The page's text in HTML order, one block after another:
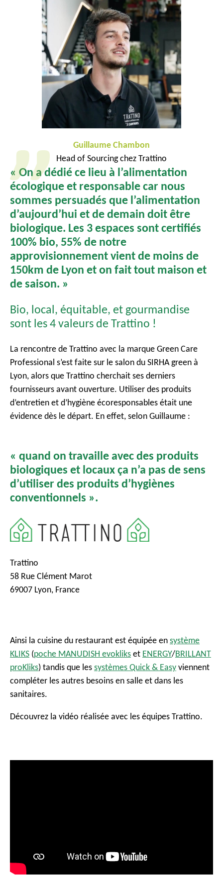
Guillaume Chambon
Head of Sourcing chez Trattino
« On a dédié ce lieu à l’alimentation
écologique et responsable car nous
sommes persuadés que l’alimentation
d’aujourd’hui et de demain doit être
biologique. Les 3 espaces sont certifiés
100% bio, 55% de notre
approvisionnement vient de moins de
150km de Lyon et on fait tout maison et
de saison. »
Bio, local, équitable, et gourmandise
sont les 4 valeurs de Trattino !
La rencontre de Trattino avec la marque Green Care
Professional s’est faite sur le salon du SIRHA green à
Lyon, alors que Trattino cherchait ses derniers
fournisseurs avant ouverture. Utiliser des produits
d’entretien et d’hygiène écoresponsables était une
évidence dès le départ. En effet, selon Guillaume :
« quand on travaille avec des produits
biologiques et locaux ça n’a pas de sens
d’utiliser des produits d’hygiènes
conventionnels ».
Trattino
58 Rue Clément Marot
69007 Lyon, France
Ainsi la cuisine du restaurant est équipée ensystème
KLIKS (poche MANUDISH evoklikset ENERGY/BRILLANT
proKliks) tandis que lessystèmes Quick & Easyviennent
compléter les autres besoins en salle et dans les
sanitaires.
Découvrez la vidéo réalisée avec les équipes Trattino.